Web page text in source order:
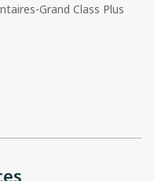
Grand Class Plus